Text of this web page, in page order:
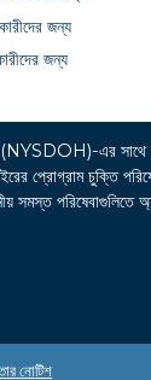
জন্য
জন্য
এর
চুক্তি
পরিষেবাগুলিতে
নোটিশ